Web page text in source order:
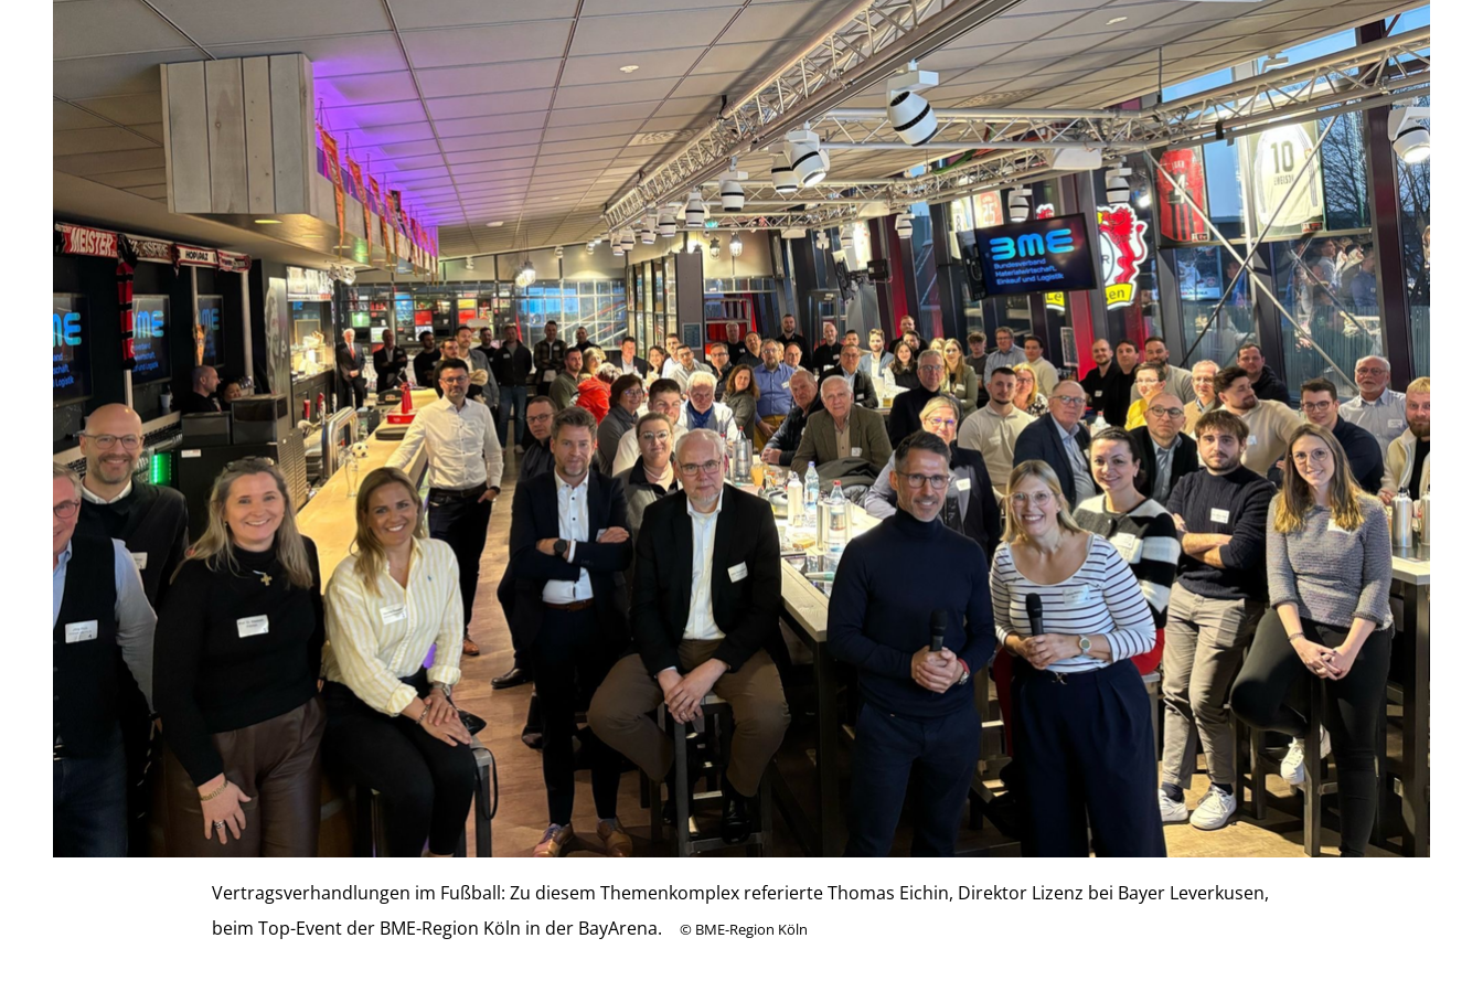
Vertragsverhandlungen im Fußball: Zu diesem Themenkomplex referierte Thomas Eichin, Direktor Lizenz bei Bayer Leverkusen,
beim Top-Event der BME-Region Köln in der BayArena.
© BME-Region Köln